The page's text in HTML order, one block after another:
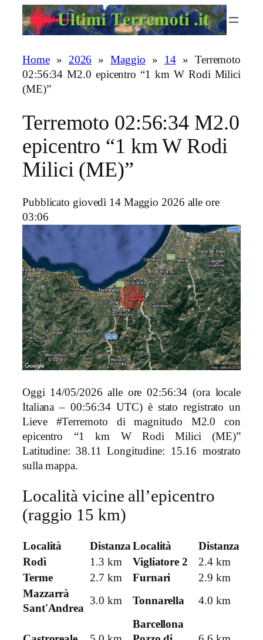
Home» 2026 »Maggio » 14» Terremoto
02:56:34 M2.0 epicentro “1 km W Rodi Milici
(ME)”
Terremoto 02:56:34 M2.0
epicentro “1 km W Rodi
Milici (ME)”
Pubblicato giovedì 14 Maggio 2026 alle ore
03:06
Oggi 14/05/2026 alle ore 02:56:34 (ora locale
Italiana – 00:56:34 UTC) è stato registrato un
Lieve #Terremoto di magnitudo M2.0 con
epicentro “1 km W Rodi Milici (ME)”
Latitudine: 38.11 Longitudine: 15.16 mostrato
sulla mappa.
Località vicine all’epicentro
(raggio 15 km)
Località DistanzaLocalità
Distanza
Rodì
1.3 km Vigliatore 2
2.4 km
Terme
2.7 km Furnari
2.9 km
Mazzarrà
Sant'Andrea
3.0 km Tonnarella 4.0 km
Barcellona